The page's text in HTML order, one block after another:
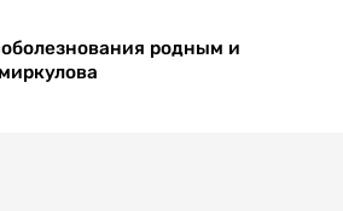
родным и